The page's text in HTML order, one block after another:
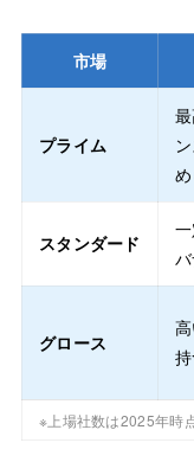
市場
プライム
スタンダード
グロース
※上場社数は2025年時